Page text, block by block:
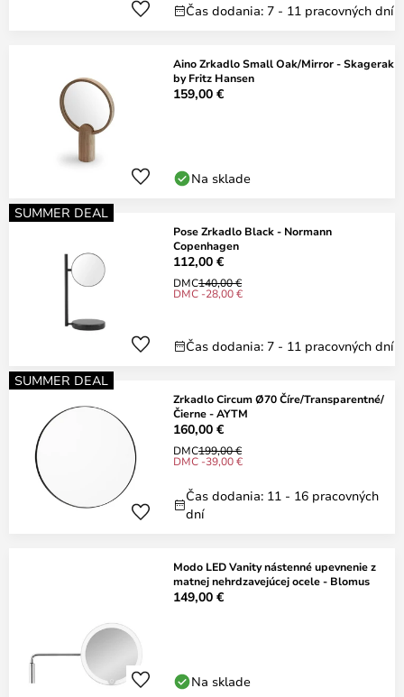
Čas dodania: 7 - 11 pracovných dní
Aino Zrkadlo Small Oak/Mirror - Skagerak
by Fritz Hansen
159,00 €
Na sklade
SUMMER DEAL
Pose Zrkadlo Black - Normann
Copenhagen
112,00 €
DMC140,00 €
DMC -28,00 €
Čas dodania: 7 - 11 pracovných dní
SUMMER DEAL
Zrkadlo Circum Ø70 Číre/Transparentné/
Čierne - AYTM
160,00 €
DMC199,00 €
DMC -39,00 €
Čas dodania: 11 - 16 pracovných
dní
Modo LED Vanity nástenné upevnenie z
matnej nehrdzavejúcej ocele - Blomus
149,00 €
Na sklade